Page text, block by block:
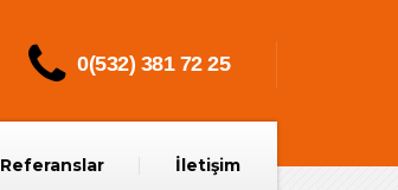
0(532) 381 72 25
Referanslar İletişim